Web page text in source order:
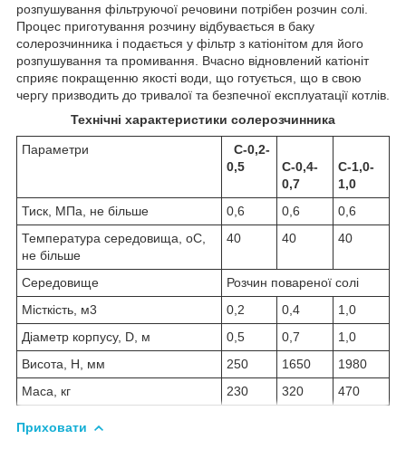
розпушування фільтруючої речовини потрібен розчин солі.
Процес приготування розчину відбувається в баку
солерозчинника і подається у фільтр з катіонітом для його
розпушування та промивання. Вчасно відновлений катіоніт
сприяє покращенню якості води, що готується, що в свою
чергу призводить до тривалої та безпечної експлуатації котлів.
Технічні характеристики солерозчинника
Параметри
С-0,2-
0,5
С-0,4-
0,7
С-1,0-
1,0
Тиск, МПа, не більше
0,6 0,6
0,6
Температура середовища, оС,
не більше
40 40 40
Середовище
Розчин повареної солі
Місткість, м3 0,2 0,4
1,0
Діаметр корпусу, D, м
0,5 0,7
1,0
Висота, H, мм
250 1650
1980
Маса, кг
230 320 470
Приховати